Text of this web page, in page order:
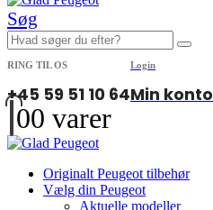
Søg
RING TIL OS
+45 59 51 10 64
Login
Min konto
00 varer
Originalt Peugeot tilbehør
Vælg din Peugeot
Aktuelle modeller